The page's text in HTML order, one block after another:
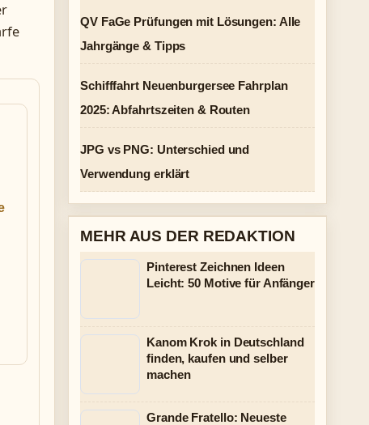
QV FaGe Prüfungen mit Lösungen: Alle
Jahrgänge & Tipps
Schifffahrt Neuenburgersee Fahrplan
2025: Abfahrtszeiten & Routen
JPG vs PNG: Unterschied und
Verwendung erklärt
MEHR AUS DER REDAKTION
Pinterest Zeichnen Ideen
Leicht: 50 Motive für Anfänger
Kanom Krok in Deutschland
finden, kaufen und selber
machen
Grande Fratello: Neueste